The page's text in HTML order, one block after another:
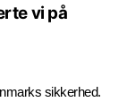
vi på
sikkerhed.